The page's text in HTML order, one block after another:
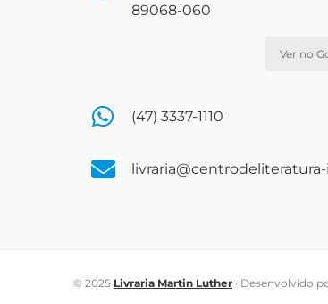
89068-060
Ver no
(47) 3337-1110
© 2025 Livraria Martin Luther · Desenvolvido